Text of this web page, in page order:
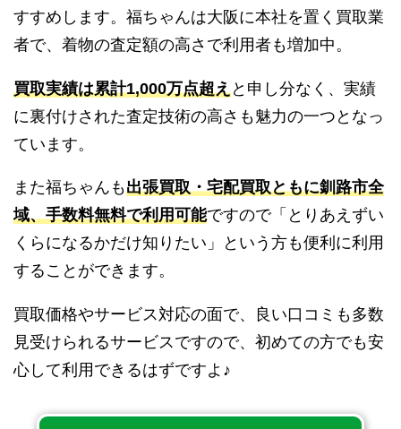
すすめします。福ちゃんは大阪に本社を置く買取業
者で、着物の査定額の高さで利用者も増加中。
買取実績は累計1,000万点超えと申し分なく、実績
に裏付けされた査定技術の高さも魅力の一つとなっ
ています。
また福ちゃんも出張買取・宅配買取ともに釧路市全
域、手数料無料で利用可能ですので「とりあえずい
くらになるかだけ知りたい」という方も便利に利用
することができます。
買取価格やサービス対応の面で、良い口コミも多数
見受けられるサービスですので、初めての方でも安
心して利用できるはずですよ♪